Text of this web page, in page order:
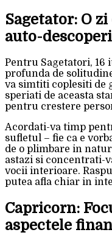
Sagetator: O
auto-
Pentru Sagetatori, 16
profunda de
va simtiti coplesiti de
speriati de aceasta
pentru crestere
Acordati-va timp
sufletul – fie ca e
de o plimbare in
astazi si concentrati-
vocii interioare.
putea afla chiar in
Capricorn:
aspectele